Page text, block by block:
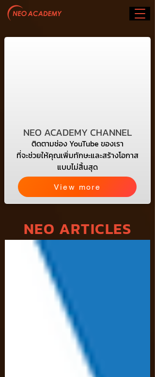
NEO ACADEMY CHANNEL
ติดตามช่อง YouTube ของเรา
ที่จะช่วยให้คุณเพิ่มทักษะและสร้างโอกาส
แบบไม่สิ้นสุด
View more
NEO ARTICLES